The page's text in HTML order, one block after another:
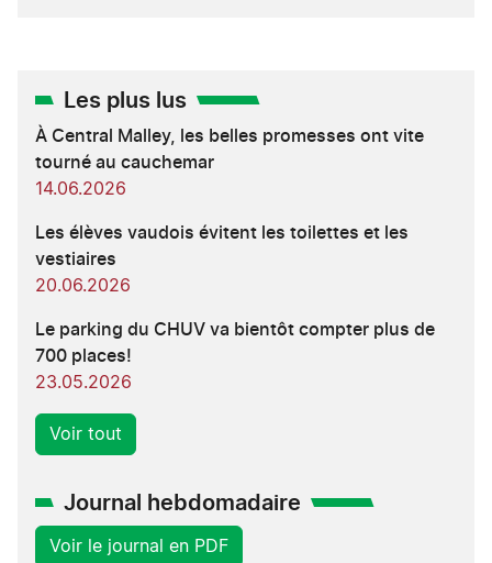
Les plus lus
À Central Malley, les belles promesses ont vite
tourné au cauchemar
14.06.2026
Les élèves vaudois évitent les toilettes et les
vestiaires
20.06.2026
Le parking du CHUV va bientôt compter plus de
700 places!
23.05.2026
Voir tout
Journal hebdomadaire
Voir le journal en PDF